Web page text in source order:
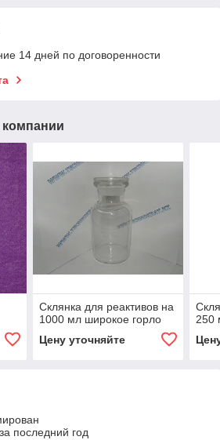
14 дней по договоренности
Склянка для реактивов на
1000 мл широкое горло
Цену уточняйте
250
последний год